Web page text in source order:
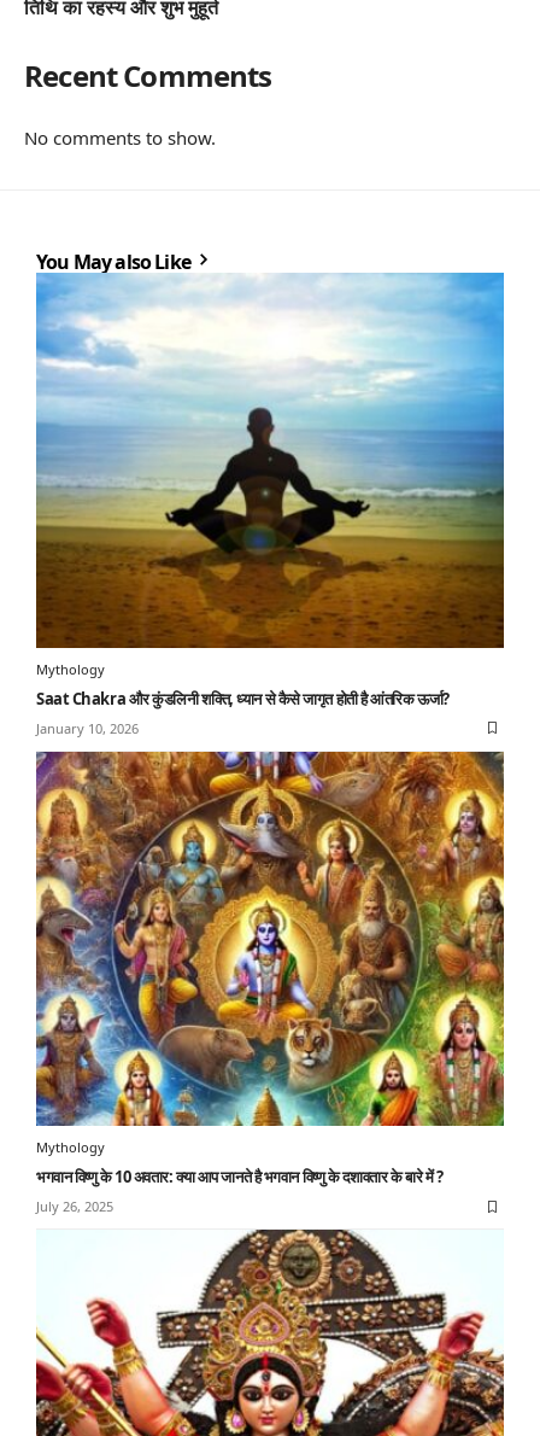
तिथि का रहस्य और शुभ मुहूर्त
Recent Comments
No comments to show.
You May also Like
Mythology
Saat Chakra और कुंडलिनी शक्ति, ध्यान से कैसे जागृत होती है आंतरिक ऊर्जा?
January 10, 2026
Mythology
भगवान विष्णु के 10 अवतार: क्या आप जानते है भगवान विष्णु के दशावतार के बारे में ?
July 26, 2025